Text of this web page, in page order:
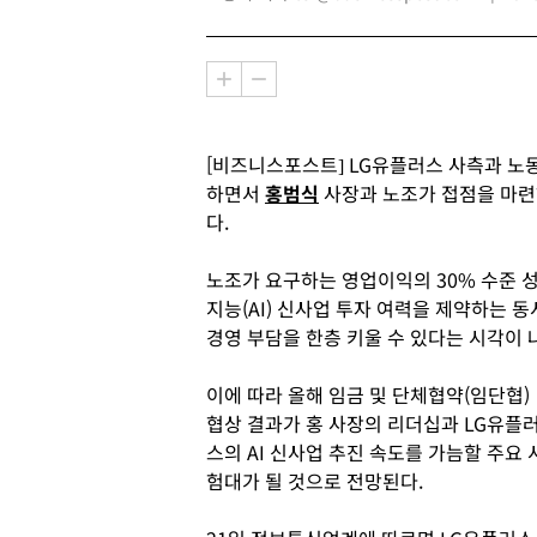
[비즈니스포스트] LG유플러스 사측과
하면서 홍범식 사장과 노조가 접점을 마
다.
노조가 요구하는 영업이익의 30% 수준
지능(AI) 신사업 투자 여력을 제약하는
경영 부담을 한층 키울 수 있다는 시각이
이에 따라 올해 임금 및 단체협약(임단협)
협상 결과가 홍 사장의 리더십과 LG유플
스의 AI 신사업 추진 속도를 가늠할 주요
험대가 될 것으로 전망된다.